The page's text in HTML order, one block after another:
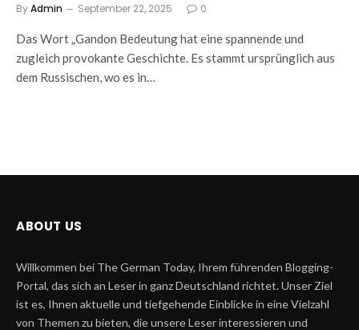
ByAdmin September 22, 2025 0
Das Wort „Gandon Bedeutung hat eine spannende und
zugleich provokante Geschichte. Es stammt ursprünglich aus
dem Russischen, wo es in…
ABOUT US
Willkommen bei The German Today, Ihrem führenden Blogging-
Portal, das sich an Leser in ganz Deutschland richtet. Unser Ziel
ist es, Ihnen aktuelle und tiefgehende Einblicke in eine Vielzahl
von Themen zu bieten, die unsere Leser interessieren und